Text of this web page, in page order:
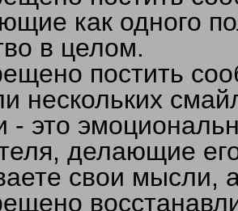
как одного
в целом.
постить
нескольких
- это
делающие
свои мысли,